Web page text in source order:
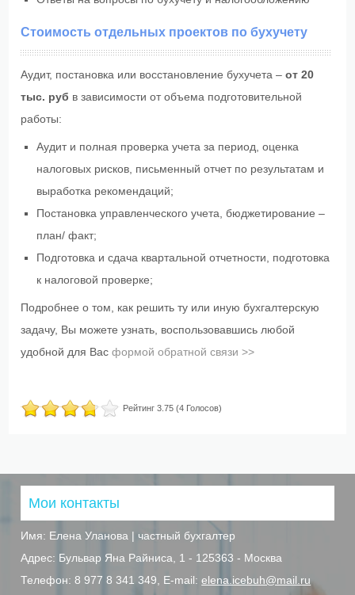
Стоимость отдельных проектов по бухучету
Аудит, постановка или восстановление бухучета –от 20
тыс. руб в зависимости от объема подготовительной
работы:
Аудит и полная проверка учета за период, оценка
налоговых рисков, письменный отчет по результатам и
выработка рекомендаций;
Постановка управленческого учета, бюджетирование –
план/ факт;
Подготовка и сдача квартальной отчетности, подготовка
к налоговой проверке;
Подробнее о том, как решить ту или иную бухгалтерскую
задачу, Вы можете узнать, воспользовавшись любой
удобной для Вас формой обратной связи >>
Рейтинг3.75 (4 Голосов)
Мои контакты
Имя: Елена Уланова | частный бухгалтер
Адрес: Бульвар Яна Райниса, 1 - 125363 - Москва
Телефон:8 977 8 341 349, E-mail:elena.icebuh@mail.ru